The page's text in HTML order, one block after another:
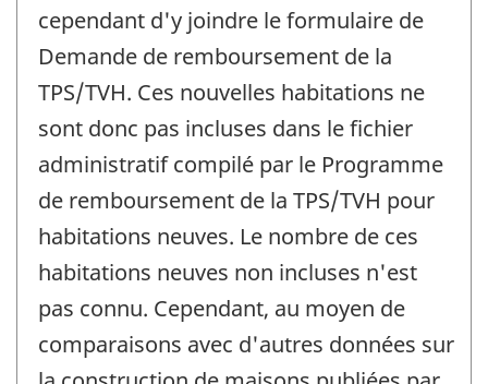
cependant d'y joindre le formulaire de
Demande de remboursement de la
TPS/TVH. Ces nouvelles habitations ne
sont donc pas incluses dans le fichier
administratif compilé par le Programme
de remboursement de la TPS/TVH pour
habitations neuves. Le nombre de ces
habitations neuves non incluses n'est
pas connu. Cependant, au moyen de
comparaisons avec d'autres données sur